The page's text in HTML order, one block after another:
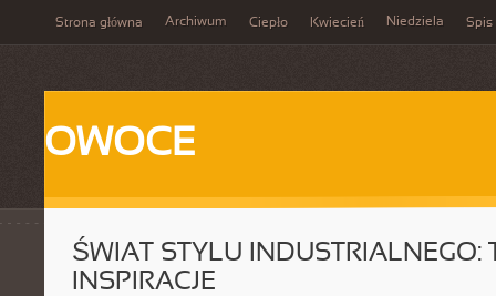
Strona główna Archiwum Ciepło Kwiecień Niedziela Spis
OWOCE
ŚWIAT STYLU INDUSTRIALNEGO:
INSPIRACJE